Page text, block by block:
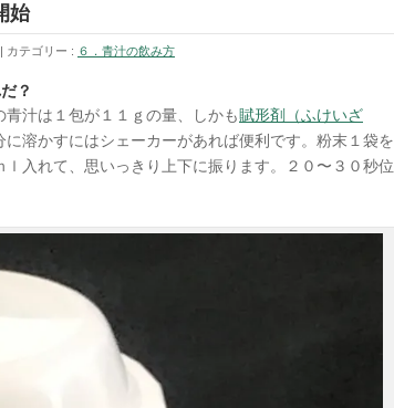
始
カテゴリー : ６．青汁の飲み方
？
汁は１包が１１ｇの量、しかも賦形剤（ふけいざ
に溶かすにはシェーカーがあれば便利です。粉末１袋を
入れて、思いっきり上下に振ります。２０〜３０秒位